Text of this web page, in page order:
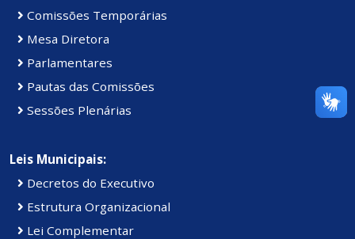
Comissões Temporárias
Mesa Diretora
Parlamentares
Pautas das Comissões
Sessões Plenárias
Leis Municipais:
Decretos do Executivo
Estrutura Organizacional
Lei Complementar